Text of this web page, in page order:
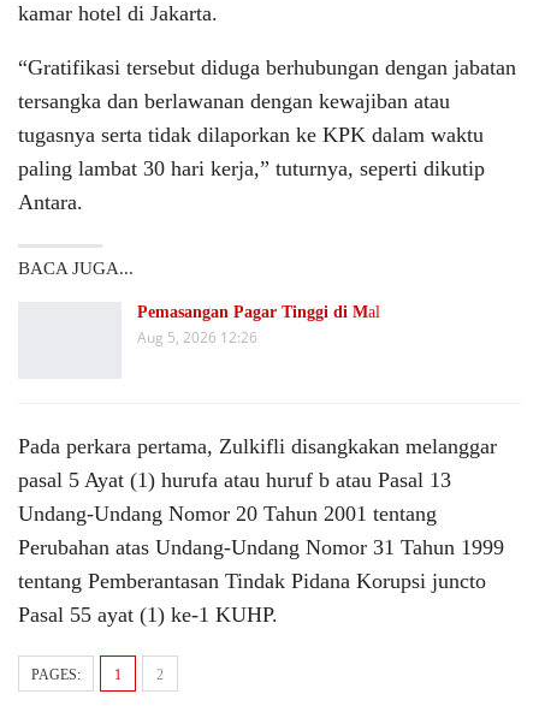
kamar hotel di Jakarta.
“Gratifikasi tersebut diduga berhubungan dengan jabatan
tersangka dan berlawanan dengan kewajiban atau
tugasnya serta tidak dilaporkan ke KPK dalam waktu
paling lambat 30 hari kerja,” tuturnya, seperti dikutip
Antara.
BACA JUGA...
Pemasangan Pagar Tinggi di Mal
Aug 5, 2026 12:26
Pada perkara pertama, Zulkifli disangkakan melanggar
pasal 5 Ayat (1) hurufa atau huruf b atau Pasal 13
Undang-Undang Nomor 20 Tahun 2001 tentang
Perubahan atas Undang-Undang Nomor 31 Tahun 1999
tentang Pemberantasan Tindak Pidana Korupsi juncto
Pasal 55 ayat (1) ke-1 KUHP.
PAGES: 1 2